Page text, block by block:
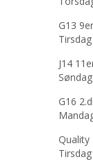
G13
J14
G16
Quality